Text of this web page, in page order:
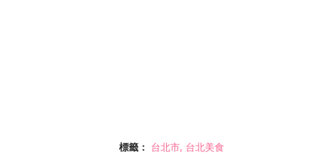
標籤： 台北市 台北美食